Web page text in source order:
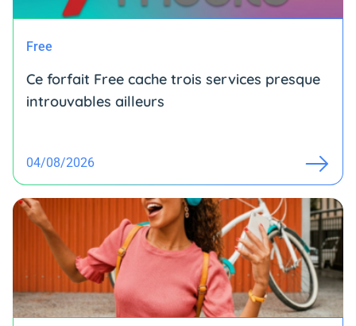
Free
Ce forfait Free cache trois services presque
introuvables ailleurs
04/08/2026